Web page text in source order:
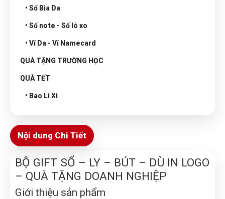
• Sổ Bìa Da
• Sổ note - Sổ lò xo
• Ví Da - Ví Namecard
QUÀ TẶNG TRƯỜNG HỌC
QUÀ TẾT
• Bao Lì Xì
Nội dung Chi Tiết
BỘ GIFT SỔ – LY – BÚT – DÙ IN LOGO
– QUÀ TẶNG DOANH NGHIỆP
Giới thiệu sản phẩm